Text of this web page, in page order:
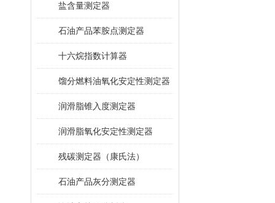
盐含量测定器
石油产品苯胺点测定器
十六烷指数计算器
馏分燃料油氧化安定性测定器
润滑脂锥入度测定器
润滑脂氧化安定性测定器
残碳测定器（康氏法）
石油产品灰分测定器